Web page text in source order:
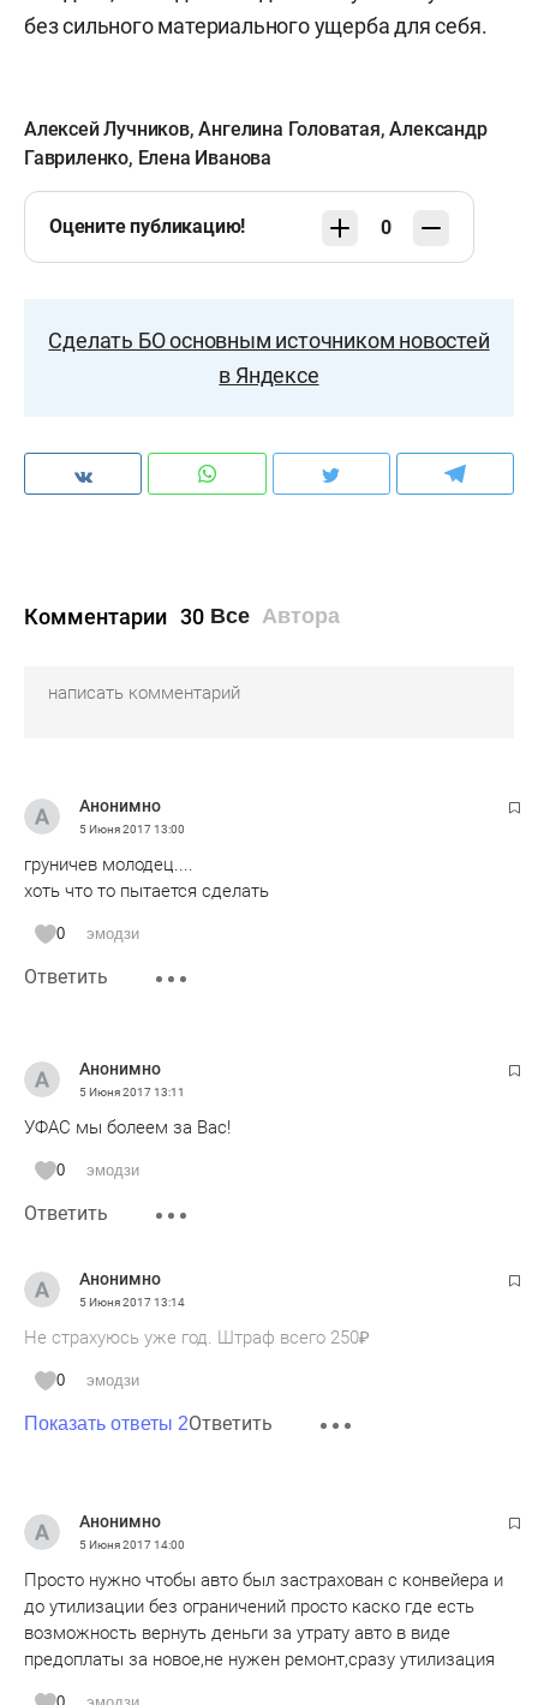
без сильного материального ущерба для себя.
Алексей Лучников,Ангелина Головатая,Александр
Гавриленко, Елена Иванова
Оцените публикацию! 0
Сделать БО основным источником новостей
в Яндексе
Комментарии 30 Все Автора
Анонимно
5 Июня 201713:00
груничев молодец....
хоть что то пытается сделать
0 эмодзи
Ответить
Анонимно
5 Июня 201713:11
УФАС мы болеем за Вас!
0 эмодзи
Ответить
Анонимно
5 Июня 201713:14
Не страхуюсь уже год. Штраф всего 250₽
0 эмодзи
Показать ответы 2Ответить
Анонимно
5 Июня 201714:00
Просто нужно чтобы авто был застрахован с конвейера и
до утилизации без ограничений просто каско где есть
возможность вернуть деньги за утрату авто в виде
предоплаты за новое,не нужен ремонт,сразу утилизация